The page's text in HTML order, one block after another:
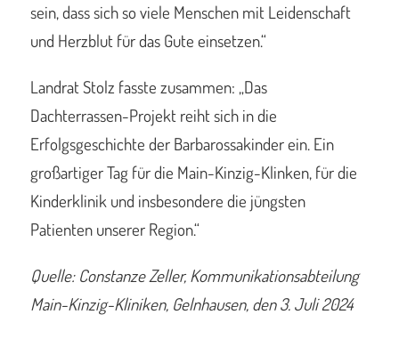
sein, dass sich so viele Menschen mit Leidenschaft
und Herzblut für das Gute einsetzen.“
Landrat Stolz fasste zusammen: „Das
Dachterrassen-Projekt reiht sich in die
Erfolgsgeschichte der Barbarossakinder ein. Ein
großartiger Tag für die Main-Kinzig-Klinken, für die
Kinderklinik und insbesondere die jüngsten
Patienten unserer Region.“
Quelle: Constanze Zeller, Kommunikationsabteilung
Main-Kinzig-Kliniken, Gelnhausen, den 3. Juli 2024